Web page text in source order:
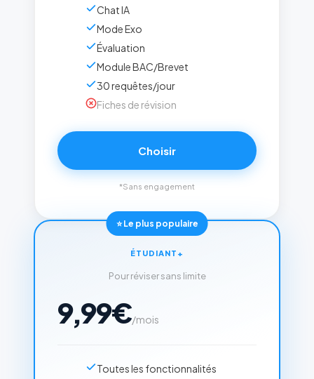
Chat IA
Mode Exo
Évaluation
Module BAC/Brevet
30 requêtes/jour
Fiches de révision
Choisir
*Sans engagement
⭐ Le plus populaire
ÉTUDIANT+
Pour réviser sans limite
9,99€/mois
Toutes les fonctionnalités